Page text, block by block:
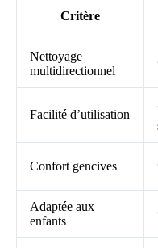
Critère
Nettoyage
multidirectionnel
Facilité d’utilisation
Confort gencives
Adaptée aux
enfants